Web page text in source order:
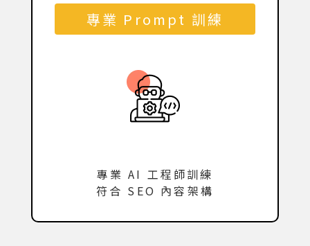
專業 Prompt 訓練
專業 AI 工程師訓練
符合 SEO 內容架構